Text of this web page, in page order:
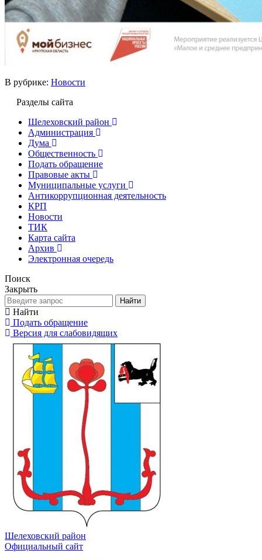
В рубрике: Новости
Разделы сайта
Шелеховский район
Администрация
Дума
Общественность
Подать обращение
Правовые акты
Муниципальные услуги
Антикоррупционная деятельность
КРП
Новости
ТИК
Карта сайта
Архив
Электронная очередь
Поиск
Закрыть
Найти
Найти
Подать обращение
Версия для слабовидящих
Шелеховский район
Официальный сайт